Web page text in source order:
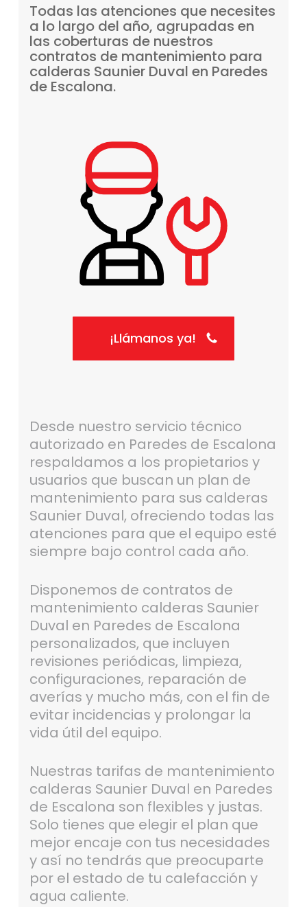
Todas las atenciones que necesites
a lo largo del año, agrupadas en
las coberturas de nuestros
contratos de mantenimiento para
calderas Saunier Duval en Paredes
de Escalona.
¡Llámanos ya!
Desde nuestro servicio técnico
autorizado en Paredes de Escalona
respaldamos a los propietarios y
usuarios que buscan un plan de
mantenimiento para sus calderas
Saunier Duval, ofreciendo todas las
atenciones para que el equipo esté
siempre bajo control cada año.
Disponemos de contratos de
mantenimiento calderas Saunier
Duval en Paredes de Escalona
personalizados, que incluyen
revisiones periódicas, limpieza,
configuraciones, reparación de
averías y mucho más, con el fin de
evitar incidencias y prolongar la
vida útil del equipo.
Nuestras tarifas de mantenimiento
calderas Saunier Duval en Paredes
de Escalona son flexibles y justas.
Solo tienes que elegir el plan que
mejor encaje con tus necesidades
y así no tendrás que preocuparte
por el estado de tu calefacción y
agua caliente.